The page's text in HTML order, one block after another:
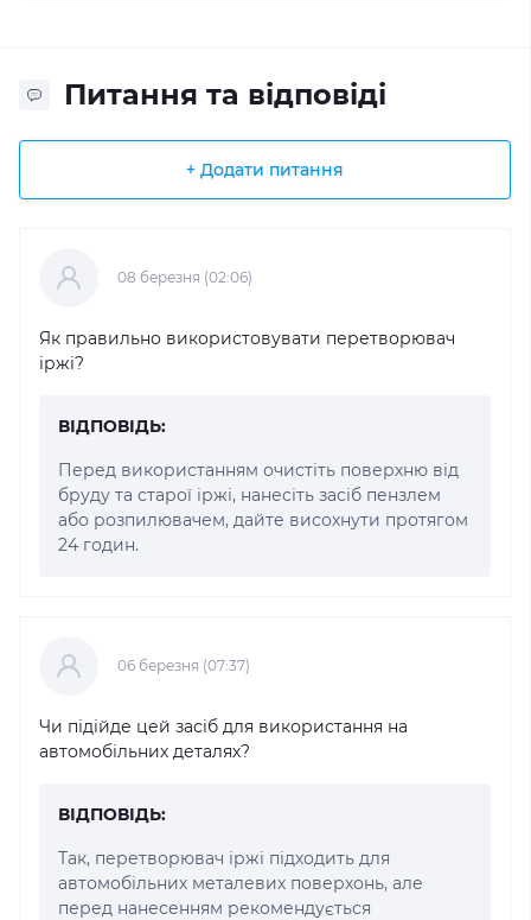
Питання та відповіді
+ Додати питання
08 березня (02:06)
Як правильно використовувати перетворювач
іржі?
ВІДПОВІДЬ:
Перед використанням очистіть поверхню від
бруду та старої іржі, нанесіть засіб пензлем
або розпилювачем, дайте висохнути протягом
24 годин.
06 березня (07:37)
Чи підійде цей засіб для використання на
автомобільних деталях?
ВІДПОВІДЬ:
Так, перетворювач іржі підходить для
автомобільних металевих поверхонь, але
перед нанесенням рекомендується